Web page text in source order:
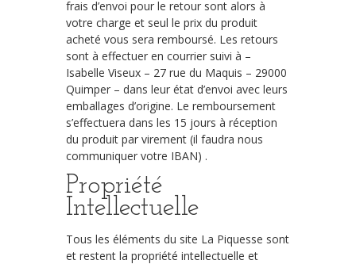
frais d’envoi pour le retour sont alors à
votre charge et seul le prix du produit
acheté vous sera remboursé. Les retours
sont à effectuer en courrier suivi à –
Isabelle Viseux – 27 rue du Maquis – 29000
Quimper – dans leur état d’envoi avec leurs
emballages d’origine. Le remboursement
s’effectuera dans les 15 jours à réception
du produit par virement (il faudra nous
communiquer votre IBAN) .
Propriété
Intellectuelle
Tous les éléments du site La Piquesse sont
et restent la propriété intellectuelle et